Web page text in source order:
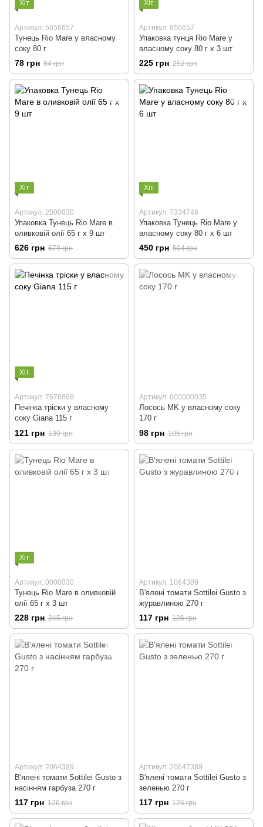
Хіт
Артикул: 5656657
Тунець Rio Mare у власному
соку 80 г
78 грн 84 грн
Хіт
Артикул: 656657
Упаковка тунця Rio Mare у
власному соку 80 г х 3 шт
225 грн 252 грн
Хіт
Артикул: 2000030
Упаковка Тунець Rio Mare в
оливковій олії 65 г х 9 шт
626 грн 679 грн
Хіт
Артикул: 7334748
Упаковка Тунець Rio Mare у
власному соку 80 г x 6 шт
450 грн 504 грн
Хіт
Артикул: 7676868
Печінка тріски у власному
соку Giana 115 г
121 грн 130 грн
Артикул: 000000035
Лосось MK у власному соку
170 г
98 грн 105 грн
Хіт
Артикул: 0000030
Тунець Rio Mare в оливковій
олії 65 г x 3 шт
228 грн 245 грн
Артикул: 1064389
В'ялені томати Sottilei Gusto з
журавлиною 270 г
117 грн 126 грн
Артикул: 2064389
В'ялені томати Sottilei Gusto з
насінням гарбуза 270 г
117 грн 126 грн
Артикул: 20647389
В'ялені томати Sottilei Gusto з
зеленью 270 г
117 грн 126 грн